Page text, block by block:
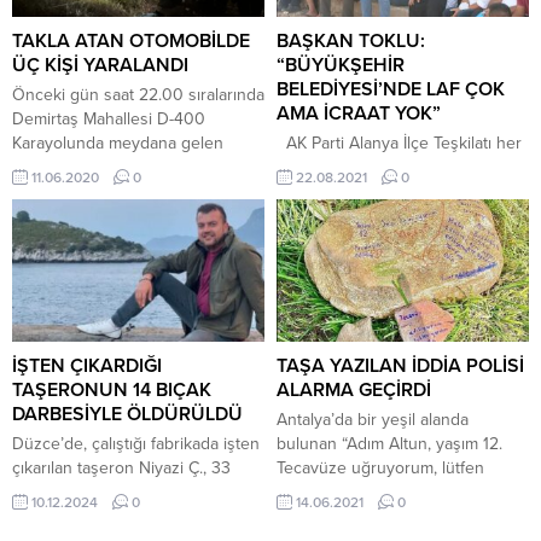
de yapmıştı. Bacaksız’ın cenazesi
bugün ikindi namazına müteakip
kılınacak cenaze...
TAKLA ATAN OTOMOBİLDE
ÜÇ KİŞİ YARALANDI
Önceki gün saat 22.00 sıralarında
Demirtaş Mahallesi D-400
Karayolunda meydana gelen
kazada 3 kişi ağır yaralandı.
Murat Ç. (42) idaresindeki 07 HNK
60 plakalı otomobil, sürücüsünün
direksiyon hakimiyetini
kaybetmesi neticesinde , yol
kenarındaki elektrik direğine
vurduktan sonra savrularak takla
attı. Takla atan otomobilin alev
alması sonucunda ise aracın
içinde bulunan...
11.06.2020 0
BAŞKAN TOKLU:
“BÜYÜKŞEHİR
BELEDİYESİ’NDE LAF ÇOK
AMA İCRAAT YOK”
AK Parti Alanya İlçe Teşkilatı her
sene düzenlediği yayla
ziyaretlerini bu senede
gerçekleştirdi. Adalet ve Kalkınma
Parti (AK Parti) Alanya İlçe Başkanı
Mimar Mustafa Toklu ve yönetimi
‘Yayla Ziyaretleri’ programına bu
hafta sonu start verdiler. Her
sene olduğu gibi bu sene de ilk
olarak Alanya’nın Batı
Mahallelerinin yaylalarına
ziyarette...
22.08.2021 0
İŞTEN ÇIKARDIĞI
TAŞERONUN 14 BIÇAK
DARBESİYLE ÖLDÜRÜLDÜ
Düzce’de, çalıştığı fabrikada işten
çıkarılan taşeron Niyazi Ç., 33
yaşındaki fabrika sahibi Engin
Cebeci’yi 14 yerinden
10.12.2024 0
TAŞA YAZILAN İDDİA POLİSİ
ALARMA GEÇİRDİ
Antalya’da bir yeşil alanda
bulunan “Adım Altun, yaşım 12.
Tecavüze uğruyorum, lütfen
yardım edin” yazılı taş, sosyal
medyada büyük yankı uyandırdı.
14.06.2021 0